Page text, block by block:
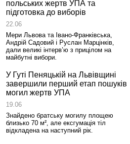
польських жертв УПА та
підготовка до виборів
22.06
Мери Львова та Івано-Франківська,
Андрій Садовий і Руслан Марцінків,
дали великі інтерв’ю з прицілом на
майбутні вибори.
У Гуті Пеняцькій на Львівщині
завершили перший етап пошуків
могил жертв УПА
19.06
Знайдено братську могилу площею
близько 70 м², але ексгумація тіл
відкладена на наступний рік.